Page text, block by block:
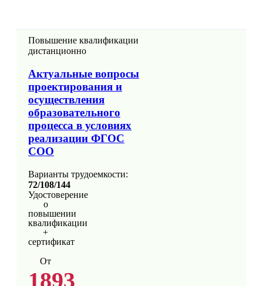
Повышение квалификации
дистанционно
Актуальные вопросы
проектирования и
осуществления
образовательного
процесса в условиях
реализации ФГОС
СОО
Варианты трудоемкости:
72/108/144
Удостоверение
о
повышении
квалификации
+
сертификат
От
1893